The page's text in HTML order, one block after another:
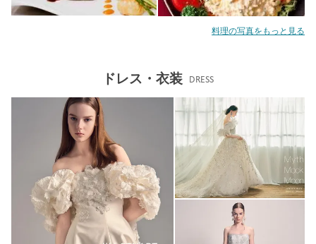
料理の写真をもっと見る
ドレス・衣装 DRESS